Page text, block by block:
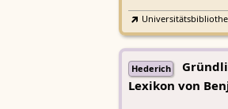
Hederich
Lexikon von